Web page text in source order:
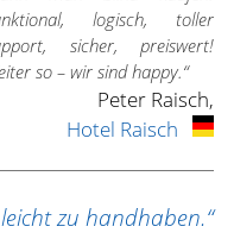
logisch, toller
sicher, preiswert!
so – wir sind happy.“
Peter Raisch,
Hotel Raisch
zu handhaben.“